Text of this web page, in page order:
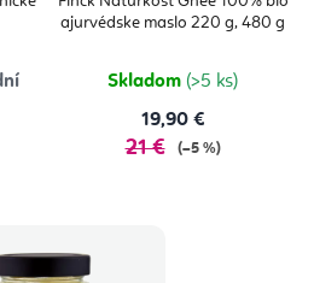
ajurvédske maslo 220 g, 480 g
je
4,7
Skladom (>5 ks)
19,90 €
21 € (–5 %)